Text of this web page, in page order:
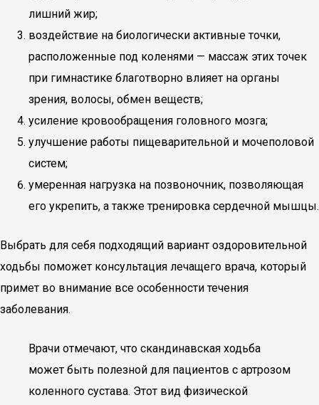
лишний жир;
воздействие на биологически активные точки,
расположенные под коленями — массаж этих точек
при гимнастике благотворно влияет на органы
зрения, волосы, обмен веществ;
усиление кровообращения головного мозга;
улучшение работы пищеварительной и мочеполовой
систем;
умеренная нагрузка на позвоночник, позволяющая
его укрепить, а также тренировка сердечной мышцы.
Выбрать для себя подходящий вариант оздоровительной
ходьбы поможет консультация лечащего врача, который
примет во внимание все особенности течения
заболевания.
Врачи отмечают, что скандинавская ходьба
может быть полезной для пациентов с артрозом
коленного сустава. Этот вид физической